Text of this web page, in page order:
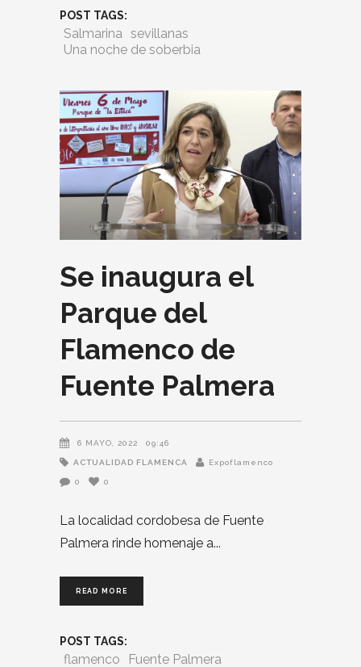
POST TAGS:
Salmarina sevillanas
Una noche de soberbia
Se inaugura el
Parque del
Flamenco de
Fuente Palmera
6 MAYO, 2022 09:46
ACTUALIDAD FLAMENCA Expoflamenco
0 0
La localidad cordobesa de Fuente
Palmera rinde homenaje a
READ MORE
POST TAGS:
flamenco Fuente Palmera